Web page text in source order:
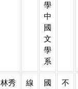
學
中
國
文
學
系
林秀
線
國
不